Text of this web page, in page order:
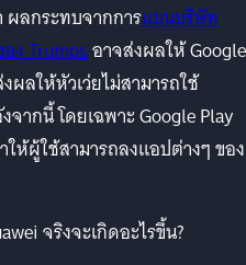
ผลกระทบจากการแบนบริษัท
งTrumpsอาจส่งผลให้ Google
ลให้หัวเว่ยไม่สามารถใช้
ากนี้ โดยเฉพาะ Google Play
ห้ผู้ใช้สามารถลงแอปต่างๆ ของ
จริงจะเกิดอะไรขึ้น?